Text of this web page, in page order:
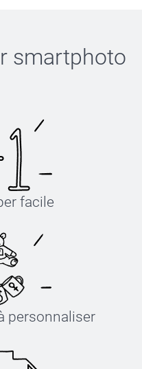
smartphoto
facile
personnaliser